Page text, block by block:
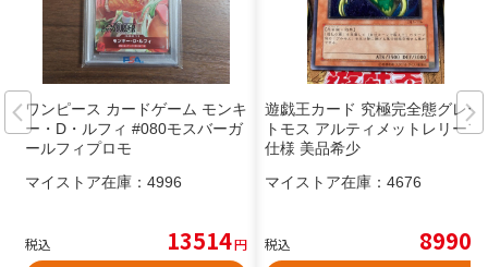
ワンピース カードゲーム モンキ
ー・D・ルフィ #080モスバーガ
ールフィプロモ
マイストア在庫： 4996
税込 13514円
遊戯王カード 究極完全態グレー
トモス アルティメットレリーフ
仕様 美品希少
マイストア在庫： 4676
税込 8990